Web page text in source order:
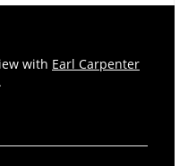
with Earl Carpenter